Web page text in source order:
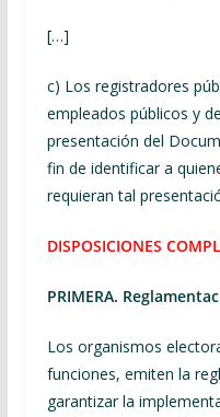
[…]
c) Los registradores
empleados públicos y
presentación del
fin de identificar a
requieran tal
DISPOSICIONES
PRIMERA.
Los organismos
funciones, emiten la
garantizar la